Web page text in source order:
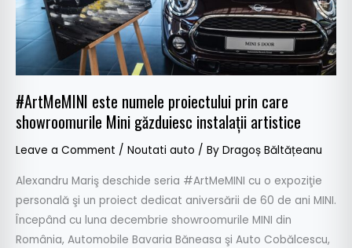
#ArtMeMINI este numele proiectului prin care
showroomurile Mini găzduiesc instalații artistice
Leave a Comment / Noutati auto / By Dragoș Băltățeanu
Alexandru Mariş deschide seria #ArtMeMINI cu o expoziţie
personală şi un proiect dedicat aniversării de 60 de ani MINI.
Începând cu luna decembrie showroomurile MINI din
România, Automobile Bavaria Băneasa şi Auto Cobălcescu,
Mini
găzduiesc
instalații
artistice